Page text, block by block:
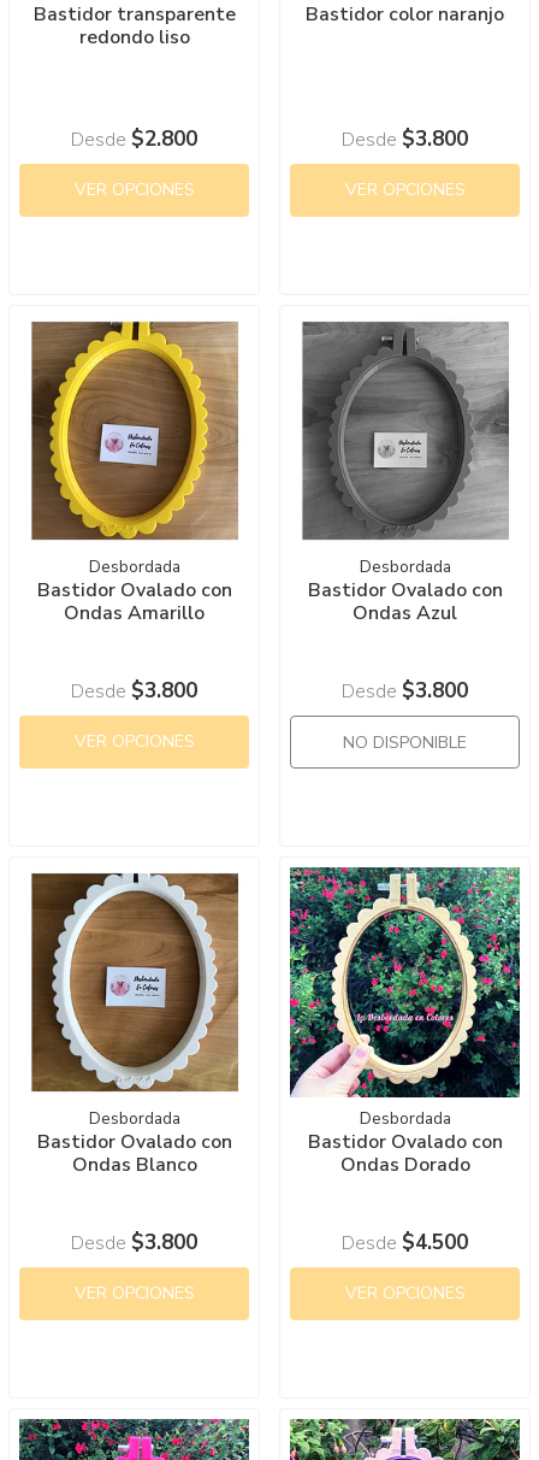
Bastidor transparente
redondo liso
Desde $2.800
VER OPCIONES
Bastidor color naranjo
Desde $3.800
VER OPCIONES
Desbordada
Bastidor Ovalado con
Ondas Amarillo
Desde $3.800
VER OPCIONES
Desbordada
Bastidor Ovalado con
Ondas Azul
Desde $3.800
NO DISPONIBLE
Desbordada
Bastidor Ovalado con
Ondas Blanco
Desde $3.800
VER OPCIONES
Desbordada
Bastidor Ovalado con
Ondas Dorado
Desde $4.500
VER OPCIONES